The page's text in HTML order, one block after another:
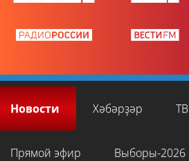
Новости Хәбәрҙәр ТВ
Прямой эфир Выборы-2026